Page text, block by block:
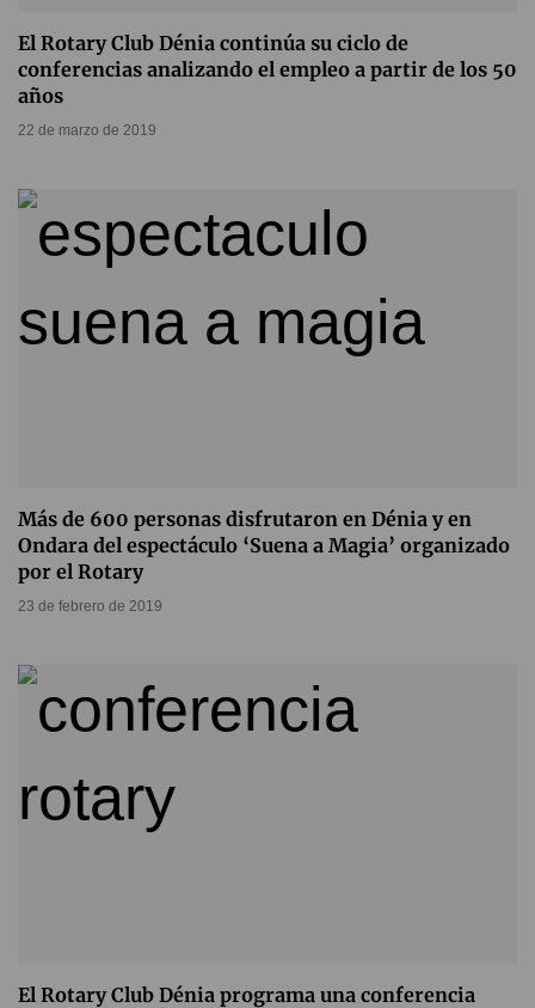
El Rotary Club Dénia continúa su ciclo de
conferencias analizando el empleo a partir de los 50
años
22 de marzo de 2019
Más de 600 personas disfrutaron en Dénia y en
Ondara del espectáculo ‘Suena a Magia’ organizado
por el Rotary
23 de febrero de 2019
El Rotary Club Dénia programa una conferencia